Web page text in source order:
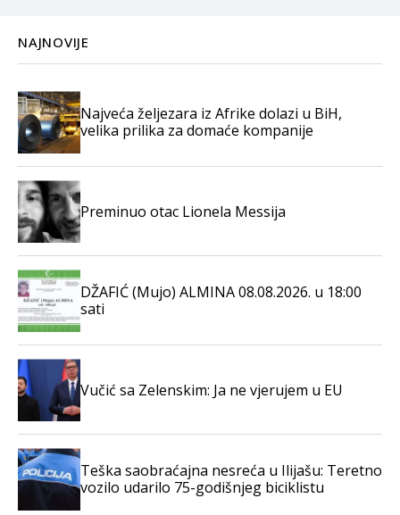
NAJNOVIJE
Najveća željezara iz Afrike dolazi u BiH,
velika prilika za domaće kompanije
Preminuo otac Lionela Messija
DŽAFIĆ (Mujo) ALMINA 08.08.2026. u 18:00
sati
Vučić sa Zelenskim: Ja ne vjerujem u EU
Teška saobraćajna nesreća u Ilijašu: Teretno
vozilo udarilo 75-godišnjeg biciklistu